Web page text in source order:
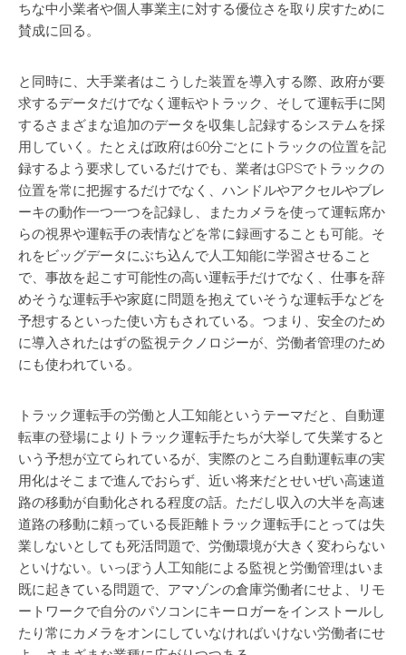
ちな中小業者や個人事業主に対する優位さを取り戻すために
賛成に回る。
と同時に、大手業者はこうした装置を導入する際、政府が要
求するデータだけでなく運転やトラック、そして運転手に関
するさまざまな追加のデータを収集し記録するシステムを採
用していく。たとえば政府は60分ごとにトラックの位置を記
録するよう要求しているだけでも、業者はGPSでトラックの
位置を常に把握するだけでなく、ハンドルやアクセルやブレ
ーキの動作一つ一つを記録し、またカメラを使って運転席か
らの視界や運転手の表情などを常に録画することも可能。そ
れをビッグデータにぶち込んで人工知能に学習させること
で、事故を起こす可能性の高い運転手だけでなく、仕事を辞
めそうな運転手や家庭に問題を抱えていそうな運転手などを
予想するといった使い方もされている。つまり、安全のため
に導入されたはずの監視テクノロジーが、労働者管理のため
にも使われている。
トラック運転手の労働と人工知能というテーマだと、自動運
転車の登場によりトラック運転手たちが大挙して失業すると
いう予想が立てられているが、実際のところ自動運転車の実
用化はそこまで進んでおらず、近い将来だとせいぜい高速道
路の移動が自動化される程度の話。ただし収入の大半を高速
道路の移動に頼っている長距離トラック運転手にとっては失
業しないとしても死活問題で、労働環境が大きく変わらない
といけない。いっぽう人工知能による監視と労働管理はいま
既に起きている問題で、アマゾンの倉庫労働者にせよ、リモ
ートワークで自分のパソコンにキーロガーをインストールし
たり常にカメラをオンにしていなければいけない労働者にせ